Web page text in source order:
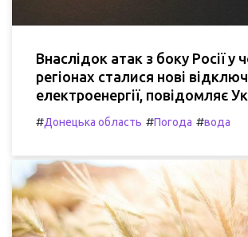
Внаслідок атак з боку Росії у
регіонах сталися нові
електроенергії, повідомляє
#Донецька область #Погода #вода